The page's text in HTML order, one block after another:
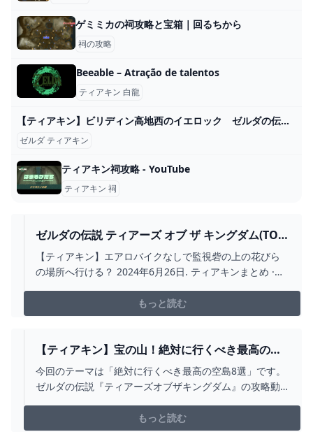
ゲミミカの祠攻略と宝箱｜回るちから
祠の攻略
Beeable – Atração de talentos
ティアキン 白龍
【ティアキン】ビリディン高地西のイエロック ゼルダの伝説ティアーズ オブザキングダム #ゼルダの伝説 #ティアキン #zelda #shorts - YouTube
ゼルダ ティアキン
ティアキン祠攻略 - YouTube
ティアキン 祠
ゼルダの伝説 ティアーズ オブ ザ キングダム(TOK)
の攻略まとめ記事アンテナです。 2024
【ティアキン】エアロバイクなしで監視砦の上の花びら
の場所へ行ける？ 2024年6月26日. ティアキンまとめ ·
もっと読む
【ティアキン】宝の山！絶対に行くべき最高の空
島8選【ゼルダの伝説ティアーズオブザキングダ
ム/ティアキン】 - YOUTUBE
今回のテーマは「絶対に行くべき最高の空島8選」です。
ゼルダの伝説『ティアーズオブザキングダム』の攻略動
-00:00 OP00:10 採石の島01:56 ご来光を拝む02:46 ハテ
もっと読む